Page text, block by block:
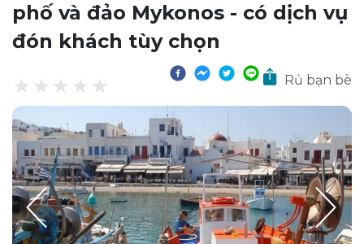
phố và đảo Mykonos - có dịch vụ
đón khách tùy chọn
Rủ bạn bè